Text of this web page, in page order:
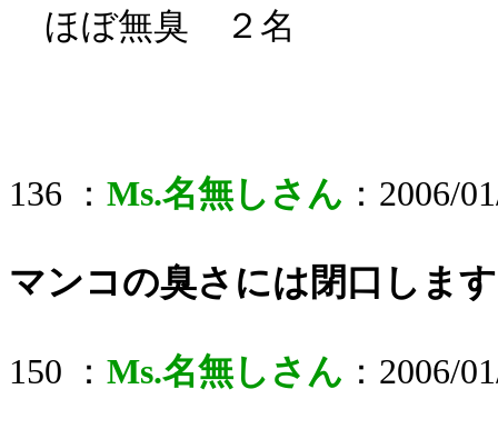
ほぼ無臭 ２名
136 ： Ms.名無しさん ：2006/
マンコの臭さには閉口します
150 ： Ms.名無しさん ：2006/